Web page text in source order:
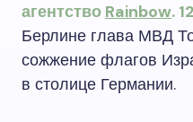
агентство Rainbow.
Берлине глава МВД
сожжение флагов
в столице Германии.